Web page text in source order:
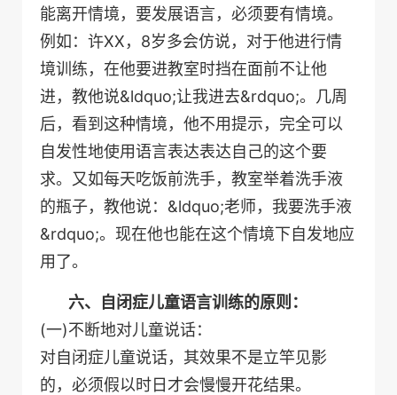
能离开情境，要发展语言，必须要有情境。
例如：许XX，8岁多会仿说，对于他进行情
境训练，在他要进教室时挡在面前不让他
进，教他说&ldquo;让我进去&rdquo;。几周
后，看到这种情境，他不用提示，完全可以
自发性地使用语言表达表达自己的这个要
求。又如每天吃饭前洗手，教室举着洗手液
的瓶子，教他说：&ldquo;老师，我要洗手液
&rdquo;。现在他也能在这个情境下自发地应
用了。
六、自闭症儿童语言训练的原则：
(一)不断地对儿童说话：
对自闭症儿童说话，其效果不是立竿见影
的，必须假以时日才会慢慢开花结果。